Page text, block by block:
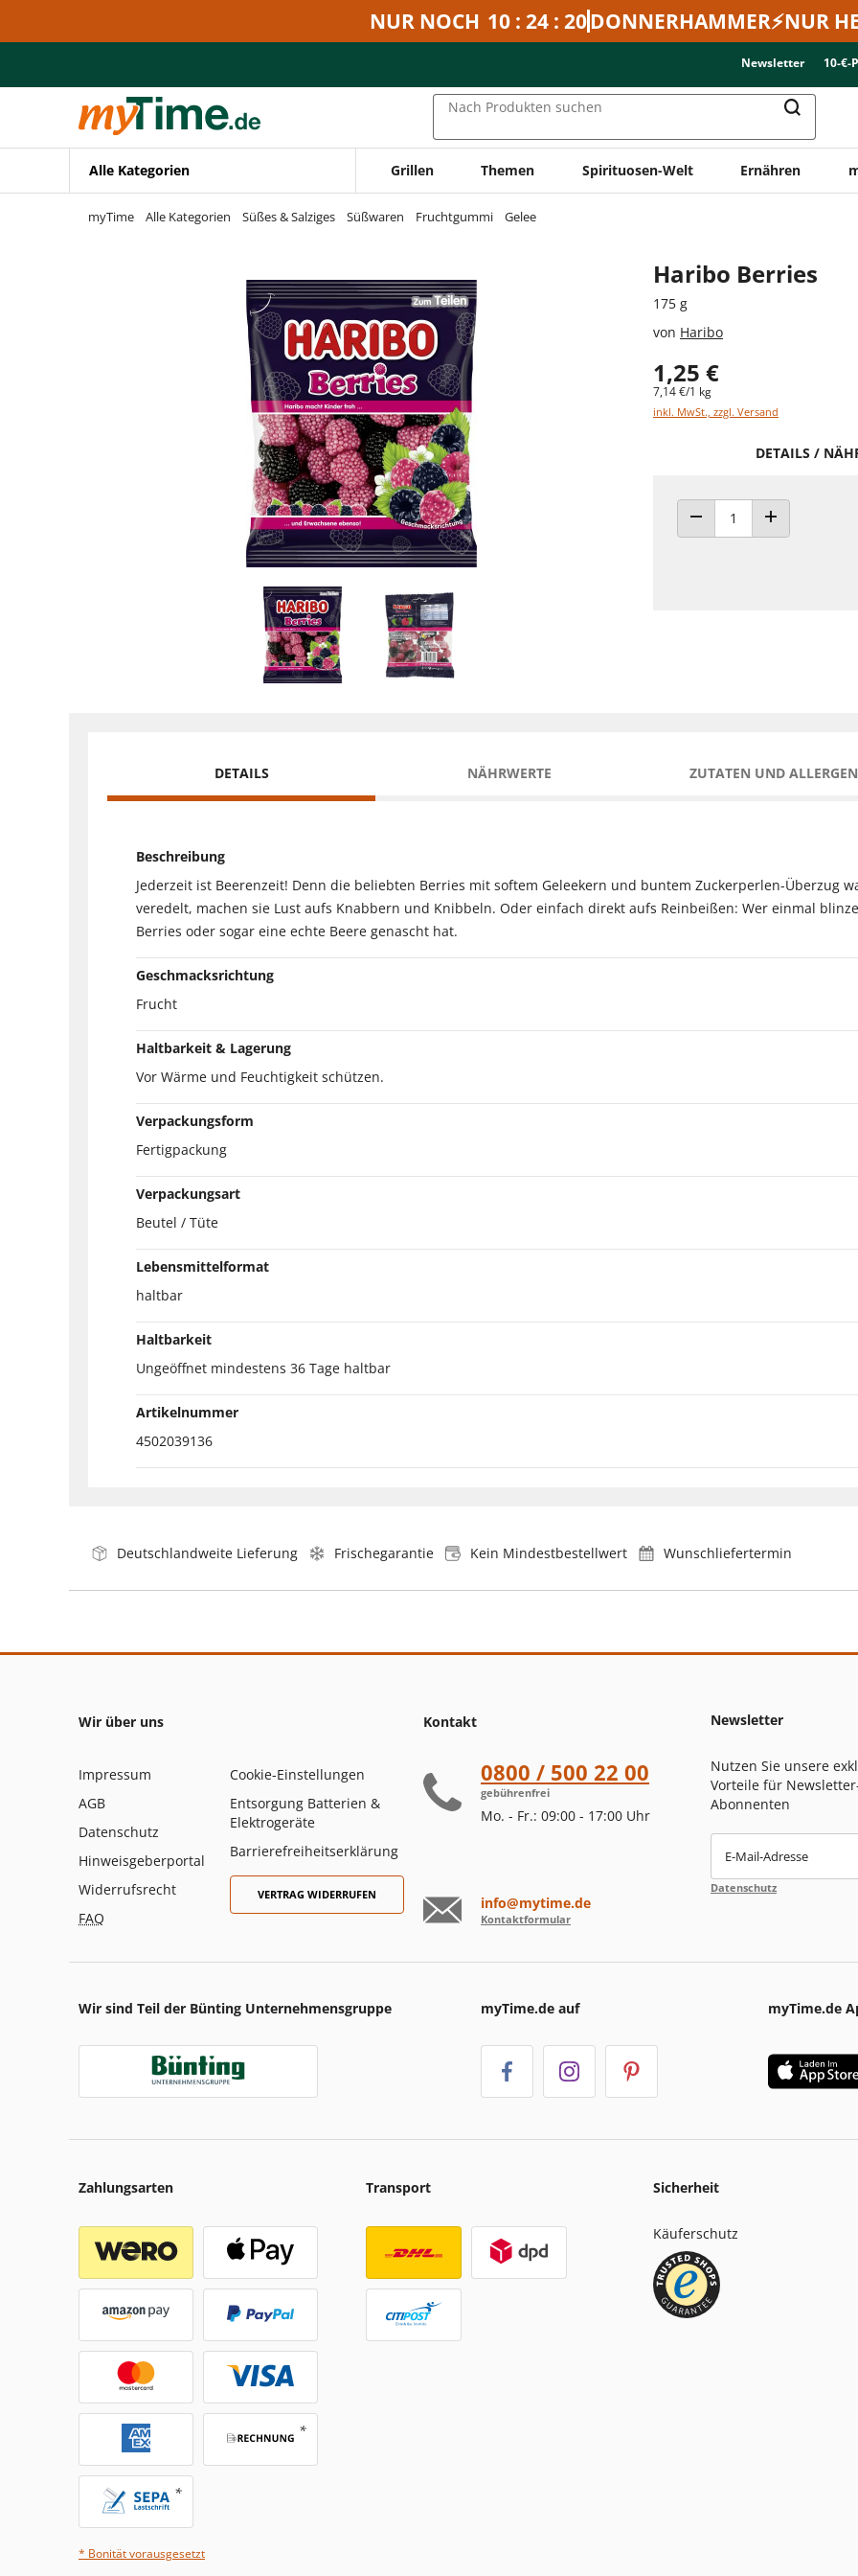
Zur Navigation springen
NUR NOCH 10 : 24 : 20DONNERHAMMER⚡NUR
Newsletter 10-€-
Nach Produkten suchen
Alle Kategorien Grillen Themen Spirituosen-Welt Ernähren
myTime Alle Kategorien Süßes & Salziges Süßwaren Fruchtgummi Gelee
Haribo Berries
175 g
von Haribo
1,25 €
7,14 €/1 kg
inkl. MwSt., zzgl. Versand
DETAILS /
ANZAHL VERRINGERN
ANZAHL
DETAILS NÄHRWERTE ZUTATEN UND
Beschreibung
Jederzeit ist Beerenzeit! Denn die beliebten Berries mit softem Geleekern und buntem Zuckerperlen-Überzug
veredelt, machen sie Lust aufs Knabbern und Knibbeln. Oder einfach direkt aufs Reinbeißen: Wer einmal
Berries oder sogar eine echte Beere genascht hat.
Geschmacksrichtung
Frucht
Haltbarkeit & Lagerung
Vor Wärme und Feuchtigkeit schützen.
Verpackungsform
Fertigpackung
Verpackungsart
Beutel / Tüte
Lebensmittelformat
haltbar
Haltbarkeit
Ungeöffnet mindestens 36 Tage haltbar
Artikelnummer
4502039136
Deutschlandweite Lieferung Frischegarantie Kein Mindestbestellwert Wunschliefertermin
Wir über uns
Impressum
AGB
Datenschutz
Hinweisgeberportal
Widerrufsrecht
FAQ
Cookie-Einstellungen
Entsorgung Batterien &
Elektrogeräte
Barrierefreiheitserklärung
VERTRAG WIDERRUFEN
Kontakt
0800 / 500 22 00
gebührenfrei
Mo. - Fr.: 09:00 - 17:00 Uhr
info@mytime.de
Kontaktformular
Newsletter
Nutzen Sie unsere
Vorteile für
Abonnenten
E-Mail-Adresse
Datenschutz
Wir sind Teil der Bünting Unternehmensgruppe myTime.de auf myTime.de
Zahlungsarten
* Bonität vorausgesetzt
Transport Sicherheit
Käuferschutz